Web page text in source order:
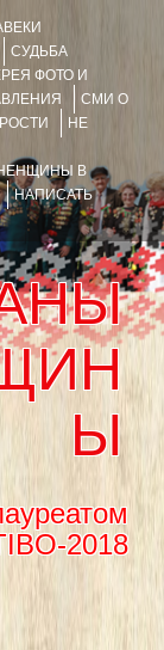
СУДЬБА
ФОТО И
СМИ О
НЕ
В
НАПИСАТЬ
Ы
2018